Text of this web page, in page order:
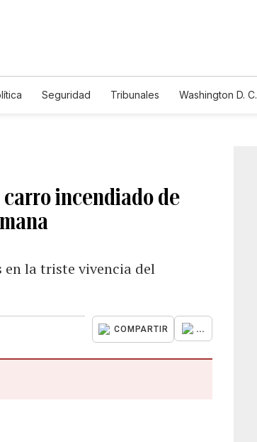
Seguridad Tribunales Washington D. C.
incendiado de
en la triste vivencia del
COMPARTIR ...